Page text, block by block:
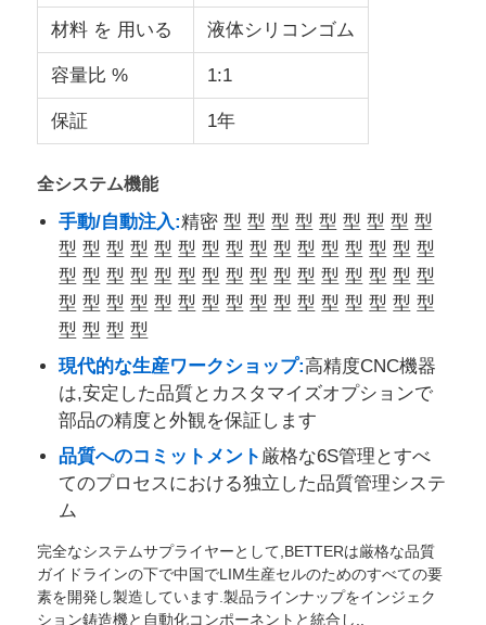
ホーム
製品
企業情報
材料 を 用いる 液体シリコンゴム
容量比 % 1:1
保証 1年
全システム機能
手動/自動注入:精密 型 型 型 型 型 型 型 型 型
型 型 型 型 型 型 型 型 型 型 型 型 型 型 型 型
型 型 型 型 型 型 型 型 型 型 型 型 型 型 型 型
型 型 型 型 型 型 型 型 型 型 型 型 型 型 型 型
型 型 型 型
現代的な生産ワークショップ:高精度CNC機器
は,安定した品質とカスタマイズオプションで
部品の精度と外観を保証します
品質へのコミットメント 厳格な6S管理とすべ
てのプロセスにおける独立した品質管理システ
ム
完全なシステムサプライヤーとして,BETTERは厳格な品質
ガイドラインの下で中国でLIM生産セルのためのすべての要
素を開発し製造しています.製品ラインナップをインジェク
ション鋳造機と自動化コンポーネントと統合し,.